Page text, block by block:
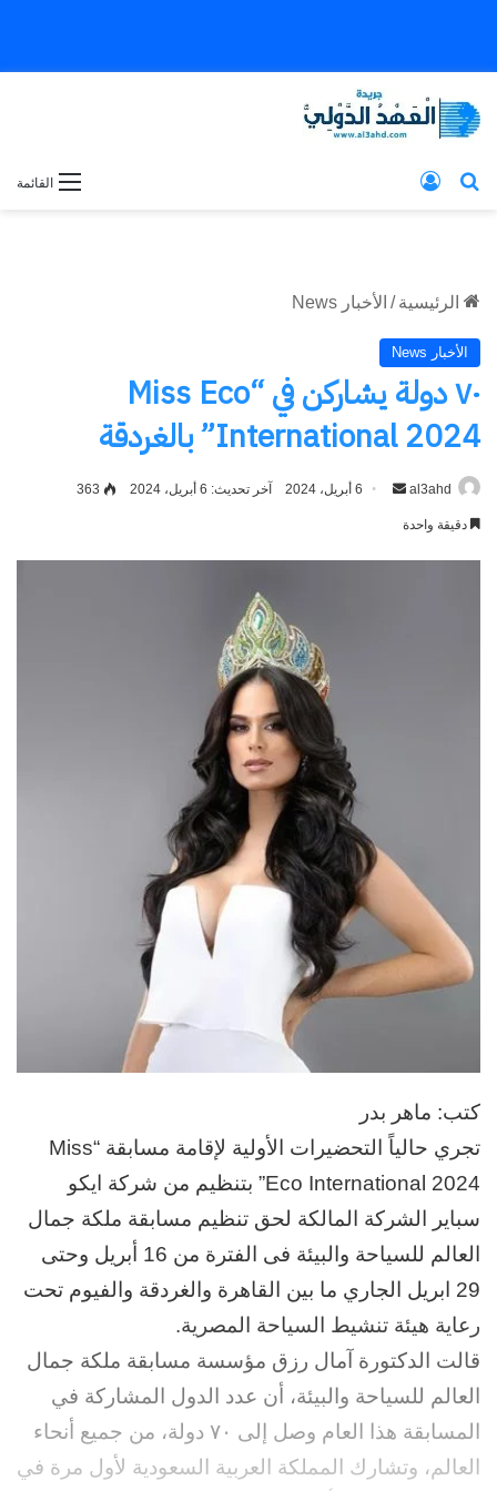
القائمة بحث عن
الرئيسية / الأخبار News
الأخبار News
٧٠ دولة يشاركن في “Miss Eco
International 2024” بالغردقة
al3ahd
أرسل 6 أبريل، 2024 آخر تحديث: 6 أبريل، 2024 363
دقيقة واحدة
كتب: ماهر بدر
تجري حالياً التحضيرات الأولية لإقامة مسابقة “Miss
Eco International 2024” بتنظيم من شركة ايكو
سباير الشركة المالكة لحق تنظيم مسابقة ملكة جمال
العالم للسياحة والبيئة فى الفترة من 16 أبريل وحتى
29 ابريل الجاري ما بين القاهرة والغردقة والفيوم تحت
رعاية هيئة تنشيط السياحة المصرية.
قالت الدكتورة آمال رزق مؤسسة مسابقة ملكة جمال
العالم للسياحة والبيئة، أن عدد الدول المشاركة في
المسابقة هذا العام وصل إلى ٧٠ دولة، من جميع أنحاء
العالم، وتشارك المملكة العربية السعودية لأول مرة في